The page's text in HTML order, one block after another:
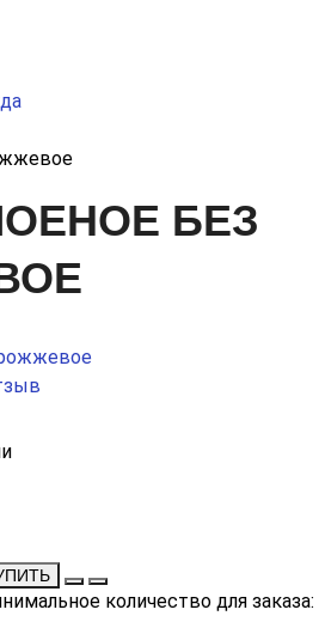
БЕЗ
количество для заказа: